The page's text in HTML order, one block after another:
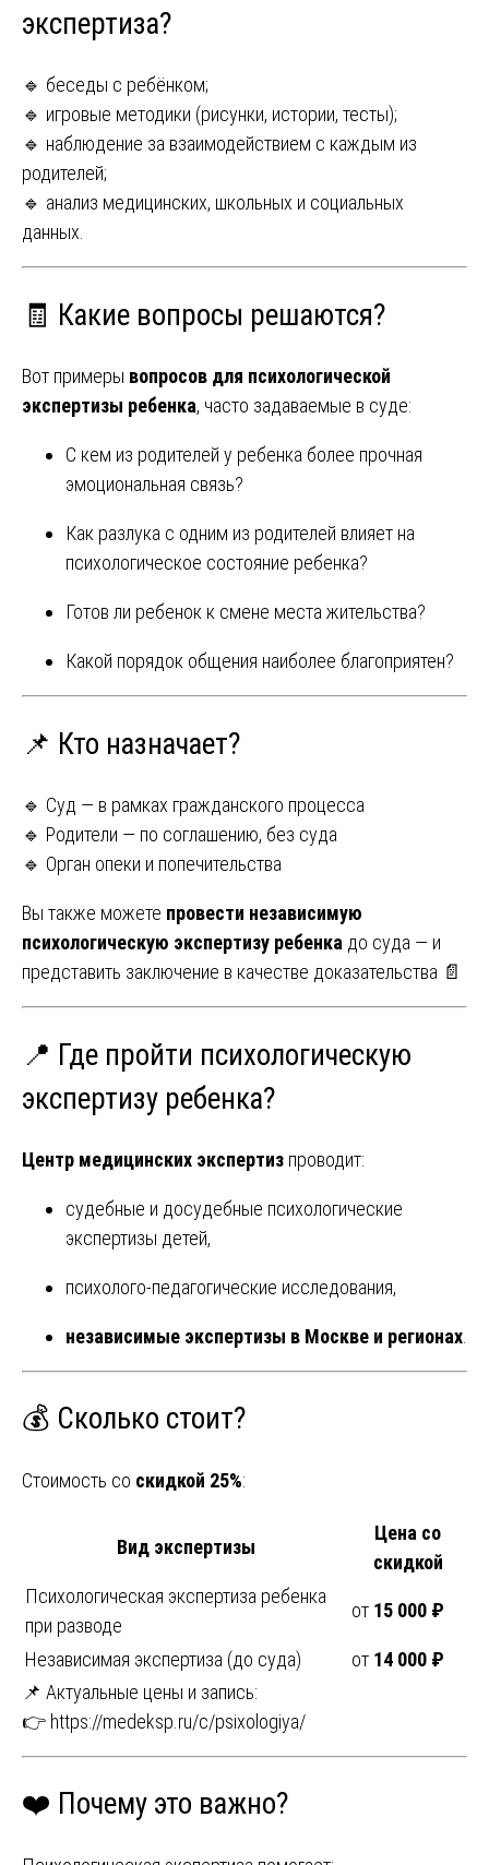
экспертиза?
🔹 беседы с ребёнком;
🔹 игровые методики (рисунки, истории, тесты);
🔹 наблюдение за взаимодействием с каждым из
родителей;
🔹 анализ медицинских, школьных и социальных
данных.
🧾 Какие вопросы решаются?
Вот примеры вопросов для психологической
экспертизы ребенка, часто задаваемые в суде:
С кем из родителей у ребенка более прочная
эмоциональная связь?
Как разлука с одним из родителей влияет на
психологическое состояние ребенка?
Готов ли ребенок к смене места жительства?
Какой порядок общения наиболее благоприятен?
📌 Кто назначает?
🔹 Суд — в рамках гражданского процесса
🔹 Родители — по соглашению, без суда
🔹 Орган опеки и попечительства
Вы также можете провести независимую
психологическую экспертизу ребенка до суда — и
представить заключение в качестве доказательства 📄
📍 Где пройти психологическую
экспертизу ребенка?
Центр медицинских экспертиз проводит:
судебные и досудебные психологические
экспертизы детей,
психолого-педагогические исследования,
независимые экспертизы в Москве и регионах
💰 Сколько стоит?
Стоимость со скидкой 25%:
Вид экспертизы
Цена со
скидкой
Психологическая экспертиза ребенка
при разводе
от 15 000 ₽
Независимая экспертиза (до суда) от 14 000 ₽
📌 Актуальные цены и запись:
👉 https://medeksp.ru/c/psixologiya/
❤️ Почему это важно?